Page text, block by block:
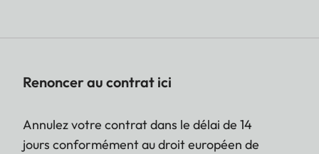
Renoncer au contrat ici
Annulez votre contrat dans le délai de 14
jours conformément au droit européen de